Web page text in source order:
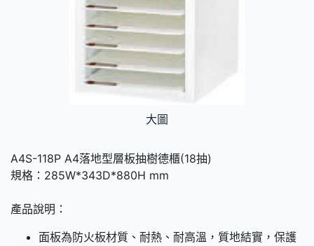
大圖
A4S-118P A4落地型層板抽樹德櫃(18抽)
規格：285W*343D*880H mm
產品說明：
面板為防火板材質、耐熱、耐高溫，質地結實，保護